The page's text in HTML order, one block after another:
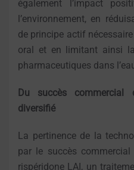
également l’impact
l’environnement, en
de principe actif
oral et en limitant ainsi
pharmaceutiques dans
Du succès commercial
diversifié
La pertinence de la
par le succès
rispéridone LAI, un